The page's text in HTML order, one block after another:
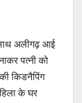
अलीगढ़ आई
पत्नी को
किडनैपिंग
के घर